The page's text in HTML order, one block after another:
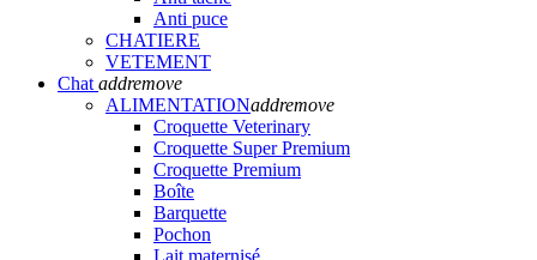
Anti puce
CHATIERE
VETEMENT
Chat addremove
ALIMENTATIONaddremove
Croquette Veterinary
Croquette Super Premium
Croquette Premium
Boîte
Barquette
Pochon
Lait maternisé